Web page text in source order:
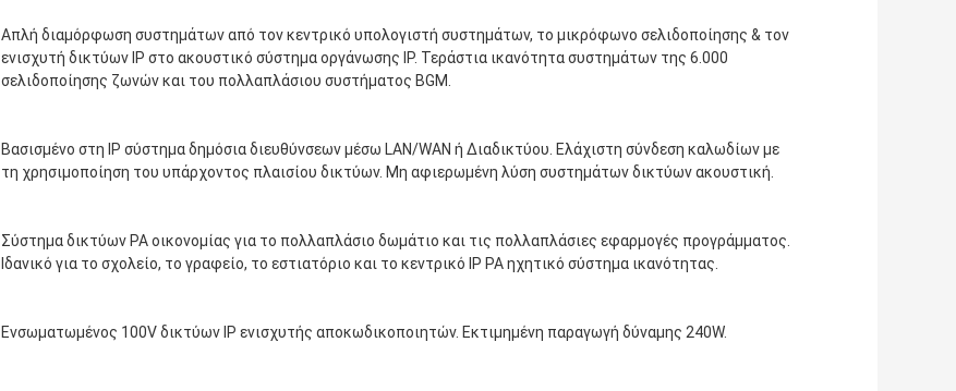
Απλή διαμόρφωση συστημάτων από τον κεντρικό υπολογιστή συστημάτων, το μικρόφωνο σελιδοποίησης & τον
ενισχυτή δικτύων IP στο ακουστικό σύστημα οργάνωσης IP. Τεράστια ικανότητα συστημάτων της 6.000
σελιδοποίησης ζωνών και του πολλαπλάσιου συστήματος BGM.
Βασισμένο στη IP σύστημα δημόσια διευθύνσεων μέσω LAN/WAN ή Διαδικτύου. Ελάχιστη σύνδεση καλωδίων με
τη χρησιμοποίηση του υπάρχοντος πλαισίου δικτύων. Μη αφιερωμένη λύση συστημάτων δικτύων ακουστική.
Σύστημα δικτύων PA οικονομίας για το πολλαπλάσιο δωμάτιο και τις πολλαπλάσιες εφαρμογές προγράμματος.
Ιδανικό για το σχολείο, το γραφείο, το εστιατόριο και το κεντρικό IP PA ηχητικό σύστημα ικανότητας.
Ενσωματωμένος 100V δικτύων IP ενισχυτής αποκωδικοποιητών. Εκτιμημένη παραγωγή δύναμης 240W.